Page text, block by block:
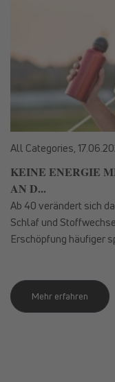
All Categories,
KEINE ENERGIE
AN D...
Ab 40 verändert sich
Schlaf und
Erschöpfung häufiger
Mehr erfahren